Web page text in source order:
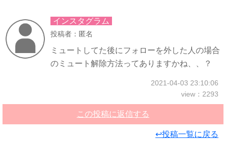
インスタグラム
投稿者：匿名
ミュートしてた後にフォローを外した人の場合
のミュート解除方法ってありますかね、、？
2021-04-03 23:10:06
view：2293
この投稿に返信する
↩投稿一覧に戻る